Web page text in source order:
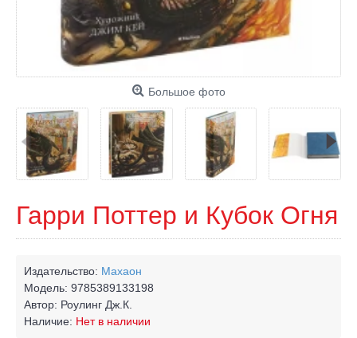
Большое фото
Гарри Поттер и Кубок Огня
Издательство: Махаон
Модель: 9785389133198
Автор: Роулинг Дж.К.
Наличие: Нет в наличии